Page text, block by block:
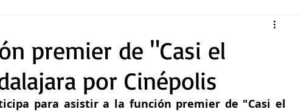
premier de "Casi el
por Cinépolis
para asistir a la función premier de "Casi el